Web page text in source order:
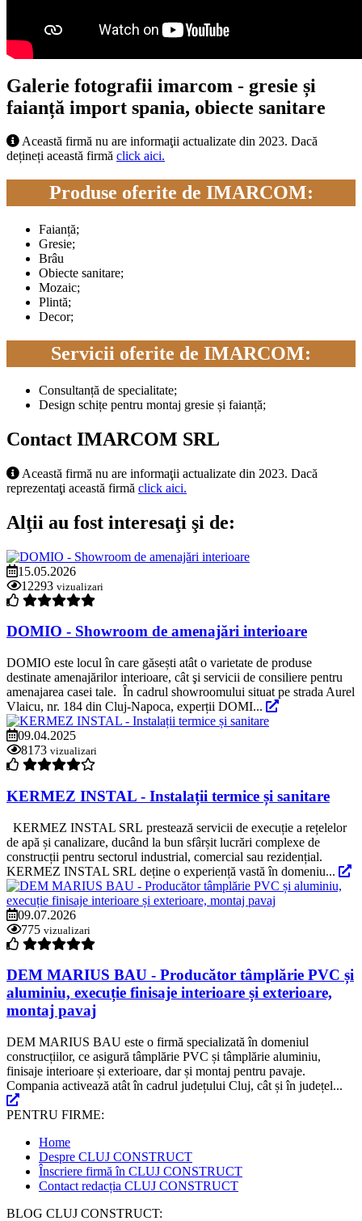
Galerie fotografii imarcom - gresie și
faianță import spania, obiecte sanitare
Această firmă nu are informaţii actualizate din 2023. Dacă
dețineți această firmă click aici.
Produse oferite de IMARCOM:
Faianță;
Gresie;
Brâu
Obiecte sanitare;
Mozaic;
Plintă;
Decor;
Servicii oferite de IMARCOM:
Consultanță de specialitate;
Design schițe pentru montaj gresie și faianță;
Contact IMARCOM SRL
Această firmă nu are informaţii actualizate din 2023. Dacă
reprezentaţi această firmă click aici.
Alţii au fost interesaţi şi de:
15.05.2026
12293 vizualizari
DOMIO - Showroom de amenajări interioare
DOMIO este locul în care găsești atât o varietate de produse
destinate amenajărilor interioare, cât şi servicii de consiliere pentru
amenajarea casei tale. În cadrul showroomului situat pe strada Aurel
Vlaicu, nr. 184 din Cluj-Napoca, experții DOMI...
09.04.2025
8173 vizualizari
KERMEZ INSTAL - Instalații termice și sanitare
KERMEZ INSTAL SRL prestează servicii de execuție a rețelelor
de apă și canalizare, ducând la bun sfârșit lucrări complexe de
construcții pentru sectorul industrial, comercial sau rezidențial.
KERMEZ INSTAL SRL deține o experiență vastă în domeniu...
09.07.2026
775 vizualizari
DEM MARIUS BAU - Producător tâmplărie PVC și
aluminiu, execuție finisaje interioare și exterioare,
montaj pavaj
DEM MARIUS BAU este o firmă specializată în domeniul
construcțiilor, ce asigură tâmplărie PVC și tâmplărie aluminiu,
finisaje interioare și exterioare, dar și montaj pentru pavaje.
Compania activează atât în cadrul județului Cluj, cât și în județel...
PENTRU FIRME:
Home
Despre CLUJ CONSTRUCT
Înscriere firmă în CLUJ CONSTRUCT
Contact redacția CLUJ CONSTRUCT
BLOG CLUJ CONSTRUCT: